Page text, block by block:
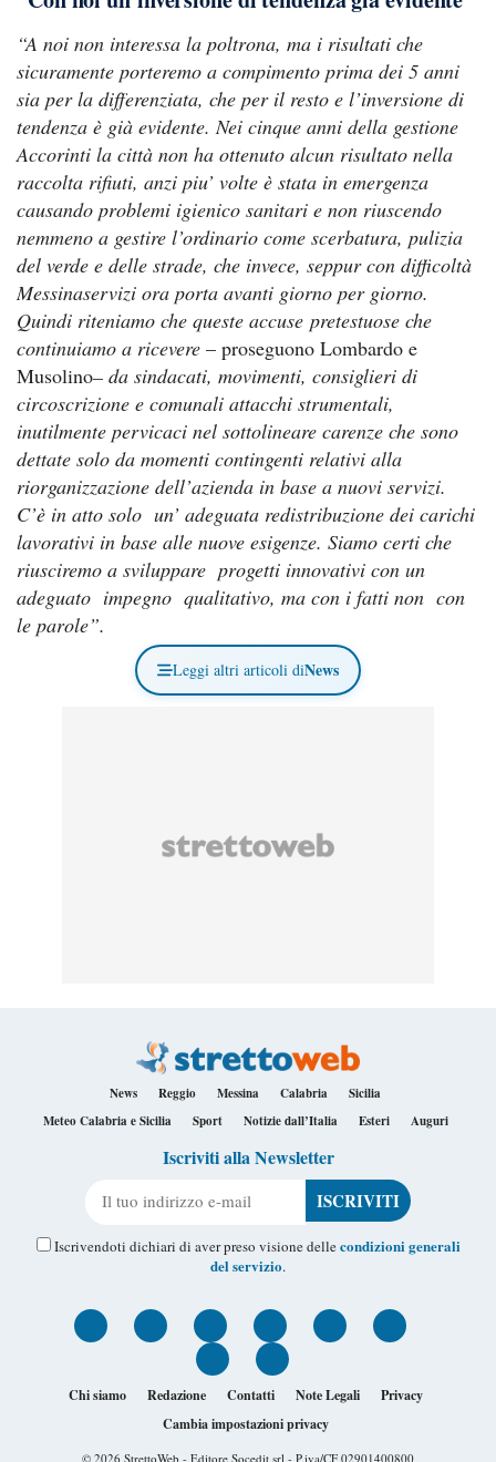
“A noi non interessa la poltrona, ma i risultati che
sicuramente porteremo a compimento prima dei 5 anni
sia per la differenziata, che per il resto e l’inversione di
tendenza è già evidente. Nei cinque anni della gestione
Accorinti la città non ha ottenuto alcun risultato nella
raccolta rifiuti, anzi piu’ volte è stata in emergenza
causando problemi igienico sanitari e non riuscendo
nemmeno a gestire l’ordinario come scerbatura, pulizia
del verde e delle strade, che invece, seppur con difficoltà
Messinaservizi ora porta avanti giorno per giorno.
Quindi riteniamo che queste accuse pretestuose che
continuiamo a ricevere – proseguono Lombardo e
Musolino– da sindacati, movimenti, consiglieri di
circoscrizione e comunali attacchi strumentali,
inutilmente pervicaci nel sottolineare carenze che sono
dettate solo da momenti contingenti relativi alla
riorganizzazione dell’azienda in base a nuovi servizi.
C’è in atto solo un’ adeguata redistribuzione dei carichi
lavorativi in base alle nuove esigenze. Siamo certi che
riusciremo a sviluppare progetti innovativi con un
adeguato impegno qualitativo, ma con i fatti non con
le parole”.
Leggi altri articoli diNews
News Reggio Messina Calabria
Sicilia
Meteo Calabria e Sicilia
Sport Notizie dall’Italia Esteri Auguri
Iscriviti alla Newsletter
Iscrivendoti dichiari di aver preso visione dellecondizioni generali
del servizio.
Chi siamo Redazione Contatti Note Legali
Privacy
Cambia impostazioni privacy
© 2026 StrettoWeb - Editore Socedit srl - P.iva/CF 02901400800